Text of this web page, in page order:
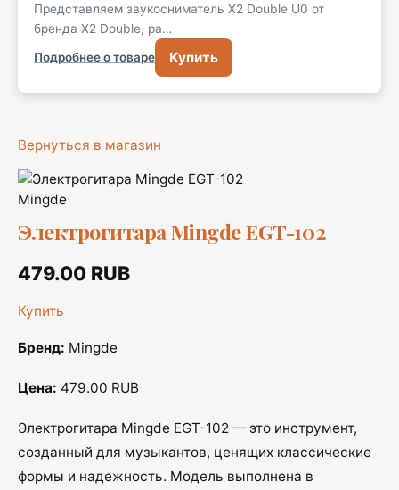
Представляем звукосниматель X2 Double U0 от
бренда X2 Double, ра…
Подробнее о товаре Купить
Вернуться в магазин
Mingde
Электрогитара Mingde EGT-102
479.00 RUB
Купить
Бренд: Mingde
Цена: 479.00 RUB
Электрогитара Mingde EGT-102 — это инструмент,
созданный для музыкантов, ценящих классические
формы и надежность. Модель выполнена в